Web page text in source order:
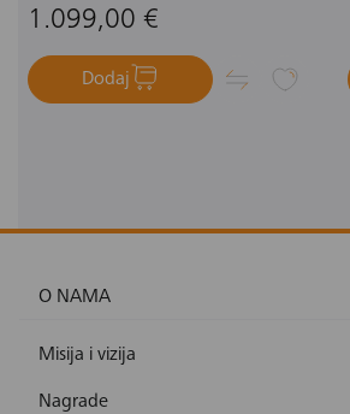
1.099,00 €
Dodaj
O NAMA
Misija i vizija
Nagrade